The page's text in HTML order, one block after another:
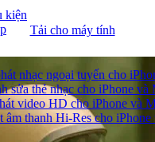
kiện
nhạc ngoại tuyến cho
sửa thẻ nhạc cho iPhone và
video HD cho iPhone và
âm thanh Hi-Res cho iPhone
Tải cho máy tính